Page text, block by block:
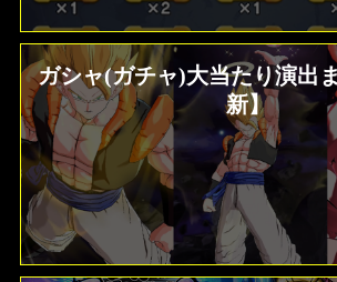
ガシャ(ガチャ)大当たり演出まとめ【7/8更
新】